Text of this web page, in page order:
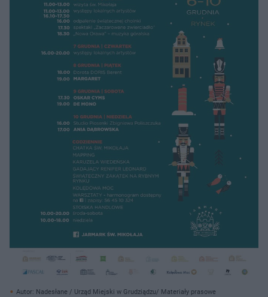
Autor: Nadesłane / Urząd Miejski w Grudziądzu/ Materiały prasowe